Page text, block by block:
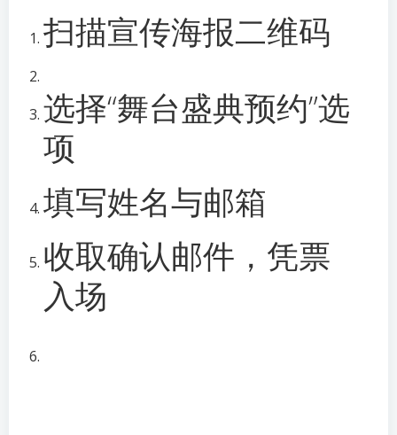
扫描宣传海报二维码
选择“舞台盛典预约”选
项
填写姓名与邮箱
收取确认邮件，凭票
入场